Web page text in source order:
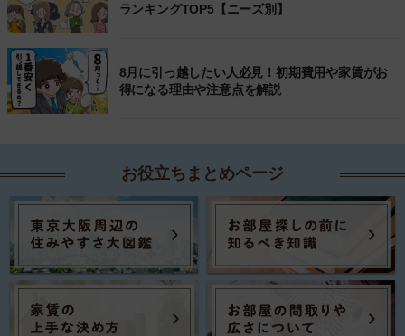
ランキングTOP5【ニーズ別】
8月に引っ越したい人必見！初期費用や家賃がお
得になる理由や注意点を解説
お役立ちまとめページ